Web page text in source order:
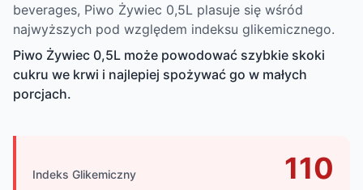
beverages, Piwo Żywiec 0,5L plasuje się wśród
najwyższych pod względem indeksu glikemicznego.
Piwo Żywiec 0,5L może powodować szybkie skoki
cukru we krwi i najlepiej spożywać go w małych
porcjach.
Indeks Glikemiczny 110